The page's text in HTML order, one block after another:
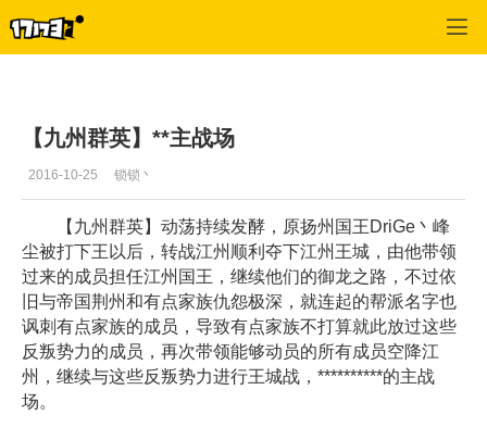
【九州群英】**主战场
2016-10-25 锁锁丶
【九州群英】动荡持续发酵，原扬州国王DriGe丶峰
尘被打下王以后，转战江州顺利夺下江州王城，由他带领
过来的成员担任江州国王，继续他们的御龙之路，不过依
旧与帝国荆州和有点家族仇怨极深，就连起的帮派名字也
讽刺有点家族的成员，导致有点家族不打算就此放过这些
反叛势力的成员，再次带领能够动员的所有成员空降江
州，继续与这些反叛势力进行王城战，**********的主战
场。